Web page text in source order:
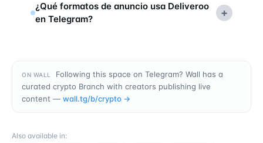
¿Qué formatos de anuncio usa Deliveroo
en Telegram?
+
ON WALL
Following this space on Telegram? Wall has a
curated crypto Branch with creators publishing live
content — wall.tg/b/crypto →
Also available in: